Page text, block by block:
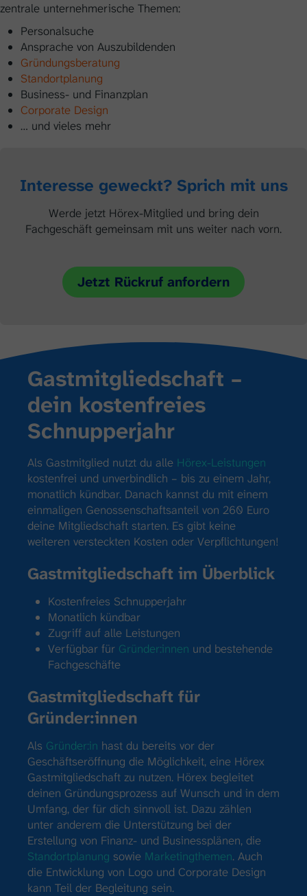
zentrale unternehmerische Themen:
Personalsuche
Ansprache von Auszubildenden
Gründungsberatung
Standortplanung
Business- und Finanzplan
Corporate Design
… und vieles mehr
Interesse geweckt? Sprich mit uns
Werde jetzt Hörex-Mitglied und bring dein
Fachgeschäft gemeinsam mit uns weiter nach vorn.
Jetzt Rückruf anfordern
Gast­mitglied­schaft –
dein kosten­freies
Schnupper­jahr
Als Gastmitglied nutzt du alle Hörex-Leistungen
kostenfrei und unverbindlich – bis zu einem Jahr,
monatlich kündbar. Danach kannst du mit einem
einmaligen Genossenschaftsanteil von 260 Euro
deine Mitgliedschaft starten. Es gibt keine
weiteren versteckten Kosten oder Verpflichtungen!
Gastmitgliedschaft im Überblick
Kostenfreies Schnupperjahr
Monatlich kündbar
Zugriff auf alle Leistungen
Verfügbar für Gründer:innen und bestehende
Fachgeschäfte
Gastmitgliedschaft für
Gründer:innen
Als Gründer:in hast du bereits vor der
Geschäftseröffnung die Möglichkeit, eine Hörex
Gastmitgliedschaft zu nutzen. Hörex begleitet
deinen Gründungsprozess auf Wunsch und in dem
Umfang, der für dich sinnvoll ist. Dazu zählen
unter anderem die Unterstützung bei der
Erstellung von Finanz- und Businessplänen, die
Standortplanung sowie Marketingthemen. Auch
die Entwicklung von Logo und Corporate Design
kann Teil der Begleitung sein.